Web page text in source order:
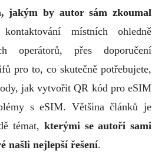
jakým by autor sám zkoumal
místních ohledně
operátorů, přes doporučení
pro to, co skutečně potřebujete,
jak vytvořit QR kód pro eSIM
s eSIM. Většina článků je
témat, kterými se autoři sami
našli nejlepší řešení.